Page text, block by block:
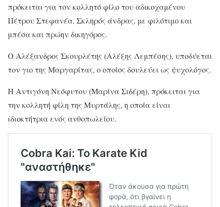
πρόκειται για τον κολλητό φίλο του αδικοχαμένου
Πέτρου Στεφανέα. Σκληρός άνδρας, με φιλότιμο και
μπέσα και πρώην δικηγόρος.
Ο Αλέξανδρος Σκουρλέτης (Αλέξης Λεμπέσης), υποδύεται
τον γιο της Μαργαρίτας, ο οποίος δουλεύει ως ψυχολόγος.
Η Αντιγόνη Νεόφυτου (Μαρίνα Σιδέρη), πρόκειται για
την κολλητή φίλη της Μυρτάλης, η οποία είναι
ιδιοκτήτρια ενός ανθοπωλείου.